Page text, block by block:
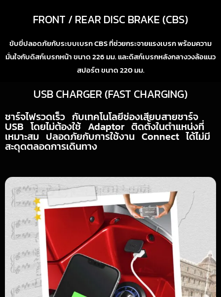
FRONT / REAR DISC BRAKE (CBS)
ขับขี่ปลอดภัยกับระบบเบรก CBS ที่ช่วยกระจายแรงเบรก พร้อมความ
มั่นใจกับดิสก์เบรกหน้า ขนาด 226 มม. และดิสก์เบรกหลังกลางวงล้อแนว
สปอร์ต ขนาด 220 มม.
USB CHARGER (FAST CHARGING)
ชาร์จไฟรวดเร็ว กับเทคโนโลยีช่องเสียบสายชาร์จ
USB โดยไม่ต้องใช้ Adaptor ติดตั้งในตำแหน่งที่
เหมาะสม ปลอดภัยกับการใช้งาน Connect ได้ไม่มี
สะดุดตลอดการเดินทาง